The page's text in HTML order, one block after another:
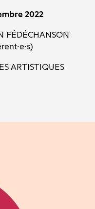
2022
FÉDÉCHANSON
ARTISTIQUES